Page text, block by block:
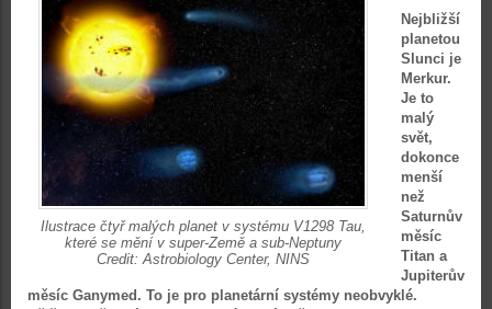
Ilustrace čtyř malých planet v systému V1298 Tau,
které se mění v super-Země a sub-Neptuny
Credit: Astrobiology Center, NINS
Nejbližší
planetou
Slunci je
Merkur.
Je to
malý
svět,
dokonce
menší
než
Saturnův
měsíc
Titan a
Jupiterův
měsíc Ganymed. To je pro planetární systémy neobvyklé.